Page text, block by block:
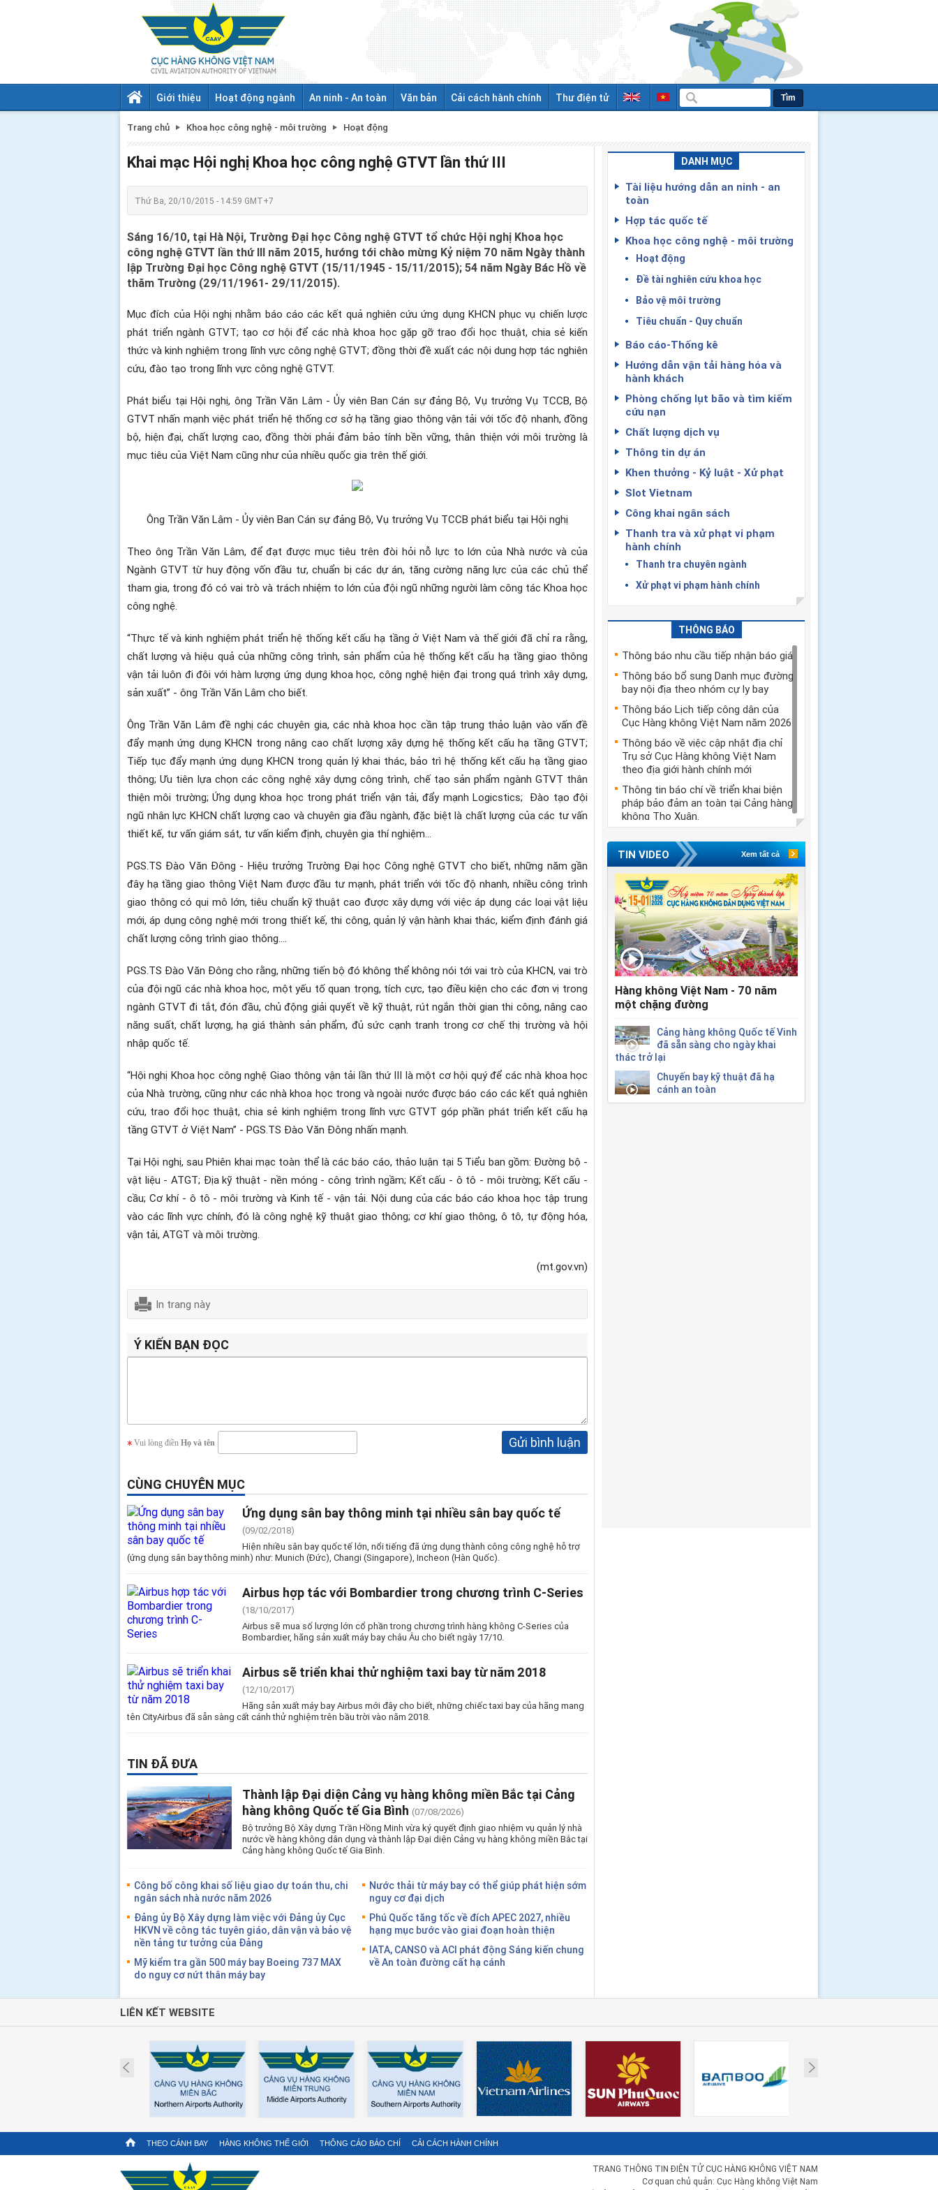
Giới thiệu Hoạt động ngành An ninh - An toàn Văn bản Cải cách hành chính Thư điện tử Tìm
Trang chủ Khoa học công nghệ - môi trường Hoạt động
Khai mạc Hội nghị Khoa học công nghệ GTVT lần thứ III
Thứ Ba, 20/10/2015 - 14:59 GMT+7
Sáng 16/10, tại Hà Nội, Trường Đại học Công nghệ GTVT tổ chức Hội nghị Khoa học
công nghệ GTVT lần thứ III năm 2015, hướng tới chào mừng Kỷ niệm 70 năm Ngày thành
lập Trường Đại học Công nghệ GTVT (15/11/1945 - 15/11/2015); 54 năm Ngày Bác Hồ về
thăm Trường (29/11/1961- 29/11/2015).
Mục đích của Hội nghị nhằm báo cáo các kết quả nghiên cứu ứng dụng KHCN phục vụ chiến lược
phát triển ngành GTVT; tạo cơ hội để các nhà khoa học gặp gỡ trao đổi học thuật, chia sẻ kiến
thức và kinh nghiệm trong lĩnh vực công nghệ GTVT; đồng thời đề xuất các nội dung hợp tác nghiên
cứu, đào tạo trong lĩnh vực công nghệ GTVT.
Phát biểu tại Hội nghị, ông Trần Văn Lâm - Ủy viên Ban Cán sự đảng Bộ, Vụ trưởng Vụ TCCB, Bộ
GTVT nhấn mạnh việc phát triển hệ thống cơ sở hạ tầng giao thông vận tải với tốc độ nhanh, đồng
bộ, hiện đại, chất lượng cao, đồng thời phải đảm bảo tính bền vững, thân thiện với môi trường là
mục tiêu của Việt Nam cũng như của nhiều quốc gia trên thế giới.
Ông Trần Văn Lâm - Ủy viên Ban Cán sự đảng Bộ, Vụ trưởng Vụ TCCB phát biểu tại Hội nghị
Theo ông Trần Văn Lâm, để đạt được mục tiêu trên đòi hỏi nỗ lực to lớn của Nhà nước và của
Ngành GTVT từ huy động vốn đầu tư, chuẩn bị các dự án, tăng cường năng lực của các chủ thể
tham gia, trong đó có vai trò và trách nhiệm to lớn của đội ngũ những người làm công tác Khoa học
công nghệ.
“Thực tế và kinh nghiệm phát triển hệ thống kết cấu hạ tầng ở Việt Nam và thế giới đã chỉ ra rằng,
chất lượng và hiệu quả của những công trình, sản phẩm của hệ thống kết cấu hạ tầng giao thông
vận tải luôn đi đôi với hàm lượng ứng dụng khoa học, công nghệ hiện đại trong quá trình xây dựng,
sản xuất” - ông Trần Văn Lâm cho biết.
Ông Trần Văn Lâm đề nghị các chuyên gia, các nhà khoa học cần tập trung thảo luận vào vấn đề
đẩy mạnh ứng dụng KHCN trong nâng cao chất lượng xây dựng hệ thống kết cấu hạ tầng GTVT;
Tiếp tục đẩy mạnh ứng dụng KHCN trong quản lý khai thác, bảo trì hệ thống kết cấu hạ tầng giao
thông; Ưu tiên lựa chọn các công nghệ xây dựng công trình, chế tạo sản phẩm ngành GTVT thân
thiện môi trường; Ứng dụng khoa học trong phát triển vận tải, đẩy mạnh Logicstics; Đào tạo đội
ngũ nhân lực KHCN chất lượng cao và chuyên gia đầu ngành, đặc biệt là chất lượng của các tư vấn
thiết kế, tư vấn giám sát, tư vấn kiểm định, chuyên gia thí nghiệm…
PGS.TS Đào Văn Đông - Hiệu trưởng Trường Đại học Công nghệ GTVT cho biết, những năm gần
đây hạ tầng giao thông Việt Nam được đầu tư mạnh, phát triển với tốc độ nhanh, nhiều công trình
giao thông có qui mô lớn, tiêu chuẩn kỹ thuật cao được xây dựng với việc áp dụng các loại vật liệu
mới, áp dụng công nghệ mới trong thiết kế, thi công, quản lý vận hành khai thác, kiểm định đánh giá
chất lượng công trình giao thông….
PGS.TS Đào Văn Đông cho rằng, những tiến bộ đó không thể không nói tới vai trò của KHCN, vai trò
của đội ngũ các nhà khoa học, một yếu tố quan trọng, tích cực, tạo điều kiện cho các đơn vị trong
ngành GTVT đi tắt, đón đầu, chủ động giải quyết về kỹ thuật, rút ngắn thời gian thi công, nâng cao
năng suất, chất lượng, hạ giá thành sản phẩm, đủ sức cạnh tranh trong cơ chế thị trường và hội
nhập quốc tế.
“Hội nghị Khoa học công nghệ Giao thông vận tải lần thứ III là một cơ hội quý‎ để các nhà khoa học
của Nhà trường, cũng như các nhà khoa học trong và ngoài nước được báo cáo các kết quả nghiên
cứu, trao đổi học thuật, chia sẻ kinh nghiệm trong lĩnh vực GTVT góp phần phát triển kết cấu hạ
tầng GTVT ở Việt Nam” - PGS.TS Đào Văn Đông nhấn mạnh.
Tại Hội nghị, sau Phiên khai mạc toàn thể là các báo cáo, thảo luận tại 5 Tiểu ban gồm: Đường bộ -
vật liệu - ATGT; Địa kỹ thuật - nền móng - công trình ngầm; Kết cấu - ô tô - môi trường; Kết cấu -
cầu; Cơ khí - ô tô - môi trường và Kinh tế - vận tải. Nội dung của các báo cáo khoa học tập trung
vào các lĩnh vực chính, đó là công nghệ kỹ thuật giao thông; cơ khí giao thông, ô tô, tự động hóa,
vận tải, ATGT và môi trường.
(mt.gov.vn)
In trang này
Ý KIẾN BẠN ĐỌC
Vui lòng điền Họ và tên Gửi bình luận
CÙNG CHUYÊN MỤC
Ứng dụng sân bay thông minh tại nhiều sân bay quốc tế
(09/02/2018)
Hiện nhiều sân bay quốc tế lớn, nổi tiếng đã ứng dụng thành công công nghệ hỗ trợ
(ứng dụng sân bay thông minh) như: Munich (Đức), Changi (Singapore), Incheon (Hàn Quốc).
Airbus hợp tác với Bombardier trong chương trình C-Series
(18/10/2017)
Airbus sẽ mua số lượng lớn cổ phần trong chương trình hàng không C-Series của
Bombardier, hãng sản xuất máy bay châu Âu cho biết ngày 17/10.
Airbus sẽ triển khai thử nghiệm taxi bay từ năm 2018
(12/10/2017)
Hãng sản xuất máy bay Airbus mới đây cho biết, những chiếc taxi bay của hãng mang
tên CityAirbus đã sẵn sàng cất cánh thử nghiệm trên bầu trời vào năm 2018.
TIN ĐÃ ĐƯA
Thành lập Đại diện Cảng vụ hàng không miền Bắc tại Cảng
hàng không Quốc tế Gia Bình (07/08/2026)
Bộ trưởng Bộ Xây dựng Trần Hồng Minh vừa ký quyết định giao nhiệm vụ quản lý nhà
nước về hàng không dân dụng và thành lập Đại diện Cảng vụ hàng không miền Bắc tại
Cảng hàng không Quốc tế Gia Bình.
Công bố công khai số liệu giao dự toán thu, chi
ngân sách nhà nước năm 2026
Đảng ủy Bộ Xây dựng làm việc với Đảng ủy Cục
HKVN về công tác tuyên giáo, dân vận và bảo vệ
nền tảng tư tưởng của Đảng
Mỹ kiểm tra gần 500 máy bay Boeing 737 MAX
do nguy cơ nứt thân máy bay
Nước thải từ máy bay có thể giúp phát hiện sớm
nguy cơ đại dịch
Phú Quốc tăng tốc về đích APEC 2027, nhiều
hạng mục bước vào giai đoạn hoàn thiện
IATA, CANSO và ACI phát động Sáng kiến chung
về An toàn đường cất hạ cánh
DANH MỤC
Tài liệu hướng dẫn an ninh - an
toàn
Hợp tác quốc tế
Khoa học công nghệ - môi trường
Hoạt động
Đề tài nghiên cứu khoa học
Bảo vệ môi trường
Tiêu chuẩn - Quy chuẩn
Báo cáo-Thống kê
Hướng dẫn vận tải hàng hóa và
hành khách
Phòng chống lụt bão và tìm kiếm
cứu nạn
Chất lượng dịch vụ
Thông tin dự án
Khen thưởng - Kỷ luật - Xử phạt
Slot Vietnam
Công khai ngân sách
Thanh tra và xử phạt vi phạm
hành chính
Thanh tra chuyên ngành
Xử phạt vi phạm hành chính
THÔNG BÁO
Thông báo nhu cầu tiếp nhận báo giá
Thông báo bổ sung Danh mục đường
bay nội địa theo nhóm cự ly bay
Thông báo Lịch tiếp công dân của
Cục Hàng không Việt Nam năm 2026
Thông báo về việc cập nhật địa chỉ
Trụ sở Cục Hàng không Việt Nam
theo địa giới hành chính mới
Thông tin báo chí về triển khai biện
pháp bảo đảm an toàn tại Cảng hàng
không Thọ Xuân.
TIN VIDEO Xem tất cả
Hàng không Việt Nam - 70 năm
một chặng đường
Cảng hàng không Quốc tế Vinh
đã sẵn sàng cho ngày khai
thác trở lại
Chuyến bay kỹ thuật đã hạ
cánh an toàn
LIÊN KẾT WEBSITE
Prev
THEO CÁNH BAY HÀNG KHÔNG THẾ GIỚI THÔNG CÁO BÁO CHÍ CẢI CÁCH HÀNH CHÍNH
TRANG THÔNG TIN ĐIỆN TỬ CỤC HÀNG KHÔNG VIỆT NAM
Cơ quan chủ quản: Cục Hàng không Việt Nam